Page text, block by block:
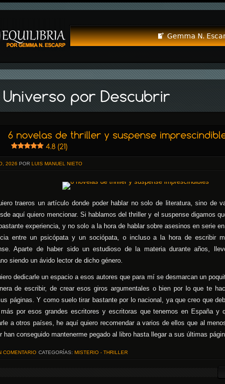
Gemma N.
2026 POR LUIS MANUEL NIETO
traeros un artículo donde poder hablar no solo de literatura, sino de
aquí quiero mencionar. Si hablamos del thriller y el suspense digamos
experiencia, y no solo a la hora de hablar sobre asesinos en serie
entre un psicópata y un sociópata, o incluso a la hora de escribir
Aparte de haber sido un estudioso de la materia durante años,
siendo un ávido lector de dicho género.
dedicarle un espacio a esos autores que para mí se desmarcan un
de escribir, de crear esos giros argumentales o bien por lo que te
páginas. Y como suelo tirar bastante por lo nacional, ya que creo que
por esos grandes escritores y escritoras que tenemos en España y
a otros países, he aquí quiero recomendar a varios de ellos que al
han conseguido mantenerme pegado al libro hasta llegar a sus últimas
COMENTARIO CATEGORÍAS: MISTERIO - THRILLER